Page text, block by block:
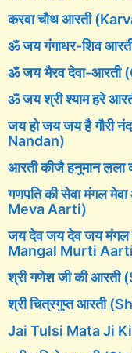
करवा चौथ आरती
ॐ जय गंगाधर-शिव
ॐ जय भैरव देवा-
ॐ जय श्री श्याम हरे
जय हो जय जय है गौरी
Nandan)
आरती कीजै हनुमान
गणपति की सेवा मंगल
Meva Aarti)
जय देव जय देव जय मंगल
Mangal Murti
श्री गणेश जी की
श्री चित्रगुप्त आरती
Jai Tulsi Mata Ji Ki